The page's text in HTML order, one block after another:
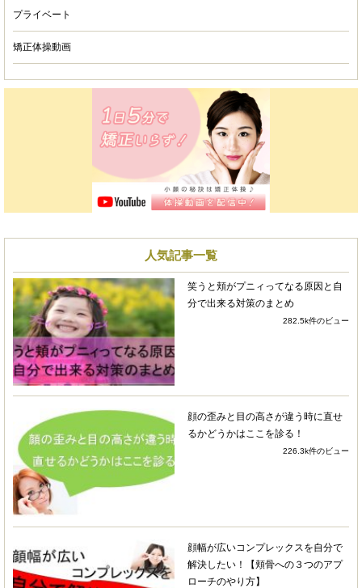
4 years ago
が、顔だけのアプローチではなく、体の歪みの改
善から始まり症状によっては鍼を使ってもらった
りします。
普段の食事、姿勢などから根本的な原因を解明し
て頂き、分かりやすく効果のある施術をしてもら
えてとても信頼できます。
毎回の施術後も、見た目でも触っても効果がハッ
先生も人柄の柔らかい方で、つい仕事のことなど
雑談も聞いてもらいながら施術してもらい、毎回
リラックスできてとても満足しています。
これからもぜひ通い続けたいです。
mm m
4 years ago
み、特に笑った際に如実に歪みがでることが長年
気になっており通い始めました。
施術時間の中で、顔への直接の施術はもちろんの
ことですが、歩き方のチェックや器具をつかって
もおこなってくださいます。さらには血液検査結
果から食事のアドバイスもいただけました。
プライベート
矯正体操動画
人気記事一覧
笑うと頬がプニィってなる原因と自
分で出来る対策のまとめ
282.5k件のビュー
顔の歪みと目の高さが違う時に直せ
るかどうかはここを診る！
226.3k件のビュー
顔幅が広いコンプレックスを自分で
解決したい！【頬骨への３つのアプ
ローチのやり方】